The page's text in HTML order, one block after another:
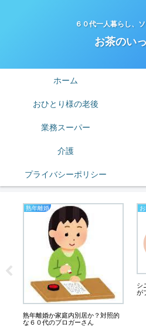
６０代一人暮らし、
お茶のい
ホーム
おひとり様の老後
業務スーパー
介護
プライバシーポリシー
熟年離婚
熟年離婚か家庭内別居か？対照的
な６０代のブロガーさん
シ
が